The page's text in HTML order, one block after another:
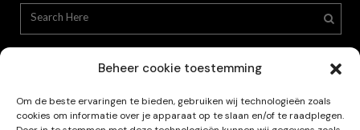
Beheer cookie toestemming
Om de beste ervaringen te bieden, gebruiken wij technologieën zoals
cookies om informatie over je apparaat op te slaan en/of te raadplegen.
Privacy Policy